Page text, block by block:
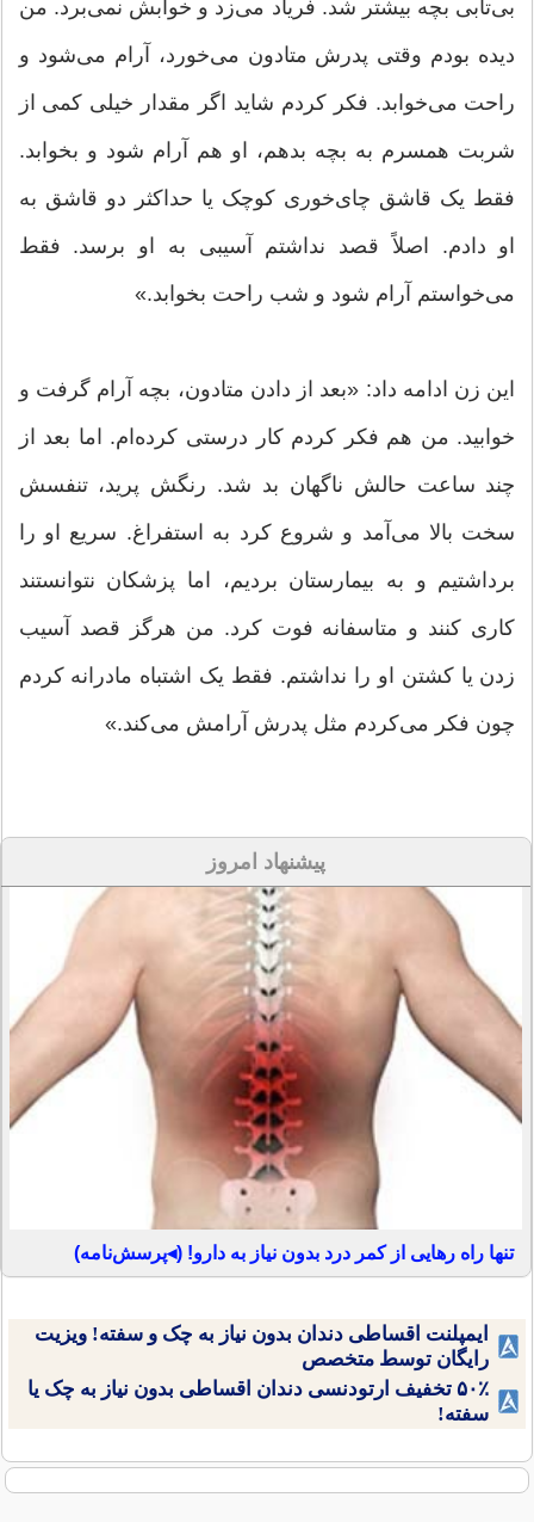
بی‌تابی بچه بیشتر شد. فریاد می‌زد و خوابش نمی‌برد. من
دیده بودم وقتی پدرش متادون می‌خورد، آرام می‌شود و
راحت می‌خوابد. فکر کردم شاید اگر مقدار خیلی کمی از
شربت همسرم به بچه بدهم، او هم آرام شود و بخوابد.
فقط یک قاشق چای‌خوری کوچک یا حداکثر دو قاشق به
او دادم. اصلاً قصد نداشتم آسیبی به او برسد. فقط
می‌خواستم آرام شود و شب راحت بخوابد.»
این زن ادامه داد: «بعد از دادن متادون، بچه آرام گرفت و
خوابید. من هم فکر کردم کار درستی کرده‌ام. اما بعد از
چند ساعت حالش ناگهان بد شد. رنگش پرید، تنفسش
سخت بالا می‌آمد و شروع کرد به استفراغ. سریع او را
برداشتیم و به بیمارستان بردیم، اما پزشکان نتوانستند
کاری کنند و متاسفانه فوت کرد. من هرگز قصد آسیب
زدن یا کشتن او را نداشتم. فقط یک اشتباه مادرانه کردم
چون فکر می‌کردم مثل پدرش آرامش می‌کند.»
پیشنهاد امروز
تنها راه رهایی از کمر درد بدون نیاز به دارو! (◂پرسش‌نامه)
ایمپلنت اقساطی دندان بدون نیاز به چک و سفته! ویزیت
رایگان توسط متخصص
۵۰٪ تخفیف ارتودنسی دندان اقساطی بدون نیاز به چک یا
سفته!